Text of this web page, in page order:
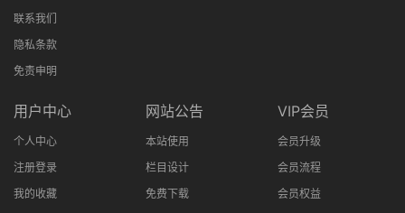
联系我们
隐私条款
免责申明
用户中心
个人中心
注册登录
我的收藏
网站公告
本站使用
栏目设计
免费下载
VIP会员
会员升级
会员流程
会员权益